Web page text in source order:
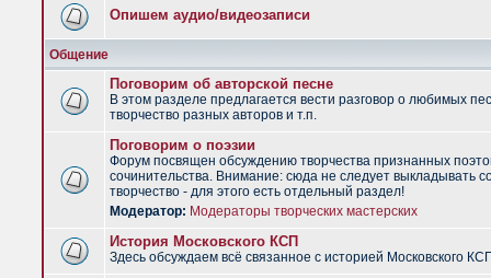
Опишем аудио/видеозаписи
Общение
Поговорим об авторской песне
В этом разделе предлагается вести разговор о любимых
творчество разных авторов и т.п.
Поговорим о поэзии
Форум посвящен обсуждению творчества признанных
сочинительства. Внимание: сюда не следует выкладывать
творчество - для этого есть отдельный раздел!
Модератор: Модераторы творческих мастерских
История Московского КСП
Здесь обсуждаем всё связанное с историей Московского